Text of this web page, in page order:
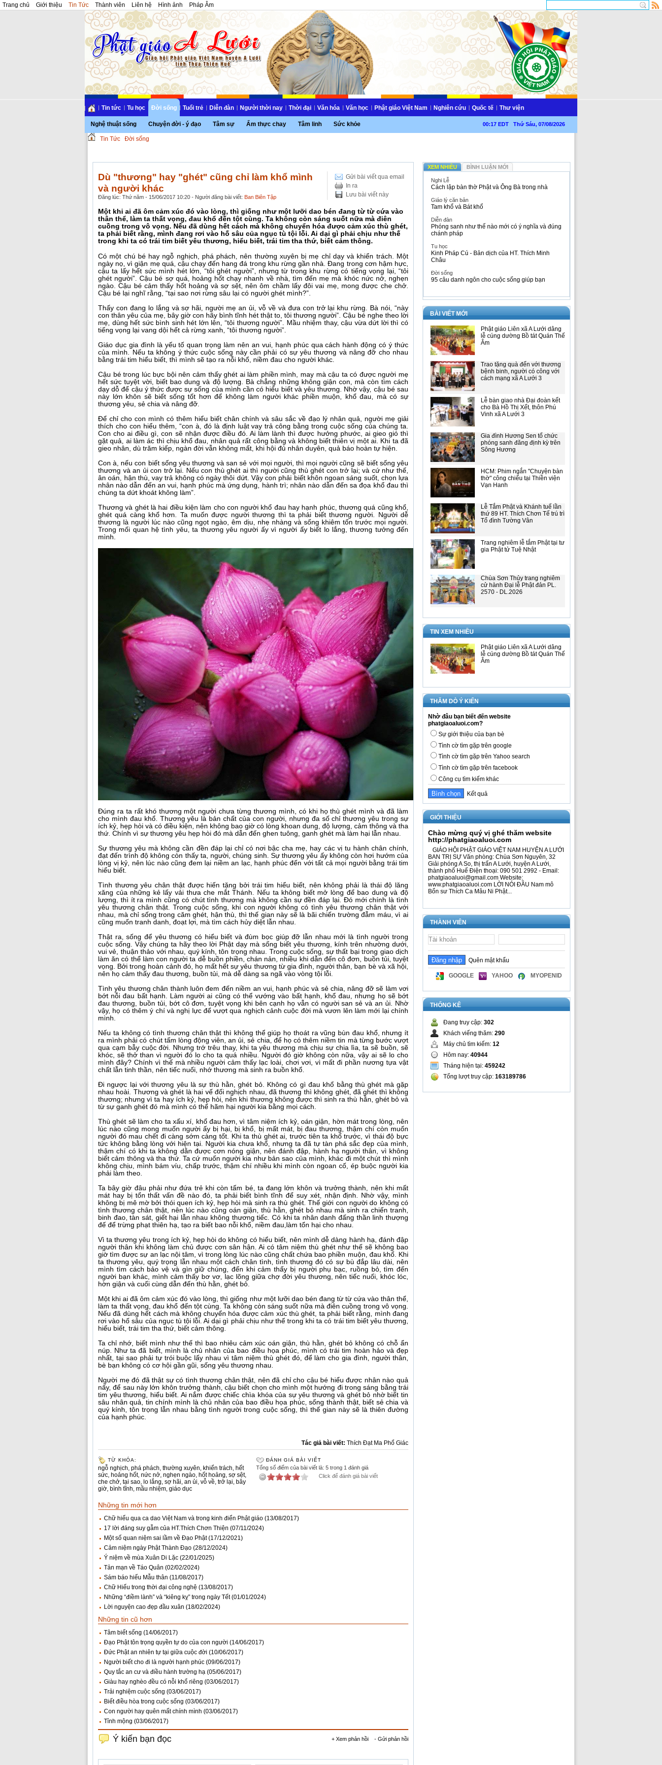
Trang chủ Giới thiệu Tin Tức Thành viên Liên hệ Hình ảnh Pháp Âm
Tin tức Tu học Đời sống
Nghệ thuật sống Chuyện đời - ý đạo Tâm sự Ẩm thực chay Tâm linh Sức khỏe
Tuổi trẻ Diễn đàn Người thời nay Thời đại Văn hóa Văn học Phật giáo Việt Nam Nghiên cứu Quốc tế Thư viện
00:17 EDT Thứ Sáu, 07/08/2026
Tin Tức Đời sống
Gửi bài viết qua email
In ra
Lưu bài viết này
Dù "thương" hay "ghét" cũng chỉ làm khổ mình
và người khác
Đăng lúc: Thứ năm - 15/06/2017 10:20 - Người đăng bài viết: Ban Biên Tập
Một khi ai đã ôm cảm xúc đó vào lòng, thì giống như một lưỡi dao bén đang từ từ cứa vào
thân thể, làm ta thất vọng, đau khổ đến tột cùng. Ta không còn sáng suốt nữa mà điên
cuồng trong vô vọng. Nếu đã dùng hết cách mà không chuyển hóa được cảm xúc thù ghét,
ta phải biết rằng, mình đang rơi vào hố sâu của ngục tù tội lỗi. Ai dại gì phải chịu như thế
trong khi ta có trái tim biết yêu thương, hiểu biết, trái tim tha thứ, biết cảm thông.
Có một chú bé hay ngỗ nghịch, phá phách, nên thường xuyên bị mẹ chỉ dạy và khiển trách. Một
ngày nọ, vì giận mẹ quá, cậu chạy đến hang đá trong khu rừng gần nhà. Đang trong cơn hậm hực,
cậu ta lấy hết sức mình hét lớn, “tôi ghét người”, nhưng từ trong khu rừng có tiếng vọng lại, “tôi
ghét người”. Cậu bé sợ quá, hoảng hốt chạy nhanh về nhà, tìm đến mẹ mà khóc nức nở, nghẹn
ngào. Cậu bé cảm thấy hốt hoảng và sợ sệt, nên ôm chầm lấy đôi vai mẹ, mong được che chở.
Cậu bé lại nghĩ rằng, “tại sao nơi rừng sâu lại có người ghét mình?”.
Thấy con đang lo lắng và sợ hãi, người mẹ an ủi, vỗ về và đưa con trở lại khu rừng. Bà nói, “này
con thân yêu của mẹ, bây giờ con hãy bình tĩnh hét thật to, tôi thương người”. Cậu bé nghe theo lời
mẹ, dùng hết sức bình sinh hét lớn lên, “tôi thương người”. Mầu nhiệm thay, cậu vừa dứt lời thì có
tiếng vọng lại vang dội hết cả rừng xanh, “tôi thương người”.
Giáo dục gia đình là yếu tố quan trọng làm nên an vui, hạnh phúc qua cách hành động có ý thức
của mình. Nếu ta không ý thức cuộc sống này cần phải có sự yêu thương và nâng đỡ cho nhau
bằng trái tim hiểu biết, thì mình sẽ tạo ra nỗi khổ, niềm đau cho người khác.
Cậu bé trong lúc bực bội nên cảm thấy ghét ai làm phiền mình, may mà cậu ta có được người mẹ
hết sức tuyệt vời, biết bao dung và độ lượng. Bà chẳng những không giận con, mà còn tìm cách
dạy dỗ để cậu ý thức được sự sống của mình cần có hiểu biết và yêu thương. Nhờ vậy, cậu bé sau
này lớn khôn sẽ biết sống tốt hơn để không làm người khác phiền muộn, khổ đau, mà có sự
thương yêu, sẻ chia và nâng đỡ.
Để chỉ cho con mình có thêm hiểu biết chân chính và sâu sắc về đạo lý nhân quả, người mẹ giải
thích cho con hiểu thêm, “con à, đó là định luật vay trả công bằng trong cuộc sống của chúng ta.
Con cho ai điều gì, con sẽ nhận được điều đó. Ai làm lành thì được hưởng phước, ai gieo gió thì
gặt quả, ai làm ác thì chịu khổ đau, nhân quả rất công bằng và không biết thiên vị một ai. Khi ta đã
gieo nhân, dù trăm kiếp, ngàn đời vẫn không mất, khi hội đủ nhân duyên, quả báo hoàn tự hiện.
Con à, nếu con biết sống yêu thương và san sẻ với mọi người, thì mọi người cũng sẽ biết sống yêu
thương và an ủi con trở lại. Nếu con thù ghét ai thì người cũng thù ghét con trở lại; và cứ như thế,
ân oán, hận thù, vay trả không có ngày thôi dứt. Vậy con phải biết khôn ngoan sáng suốt, chọn lựa
nhân nào dẫn đến an vui, hạnh phúc mà ứng dụng, hành trì; nhân nào dẫn đến sa đọa khổ đau thì
chúng ta dứt khoát không làm”.
Thương và ghét là hai điều kiện làm cho con người khổ đau hay hạnh phúc, thương quá cũng khổ,
ghét quá càng khổ hơn. Ta muốn được người thương thì ta phải biết thương người. Người dễ
thương là người lúc nào cũng ngọt ngào, êm dịu, nhẹ nhàng và sống khiêm tốn trước mọi người.
Trong mối quan hệ tình yêu, ta thương yêu người ấy vì người ấy biết lo lắng, thương tưởng đến
mình.
Đúng ra ta rất khó thương một người chưa từng thương mình, có khi họ thù ghét mình và đã làm
cho mình đau khổ. Thương yêu là bản chất của con người, nhưng đa số chỉ thương yêu trong sự
ích kỷ, hẹp hòi và có điều kiện, nên không bao giờ có lòng khoan dung, độ lượng, cảm thông và tha
thứ. Chính vì sự thương yêu hẹp hòi đó mà dẫn đến ghen tuông, ganh ghét mà làm hại lẫn nhau.
Sự thương yêu mà không cần đền đáp lại chỉ có nơi bậc cha mẹ, hay các vị tu hành chân chính,
đạt đến trình độ không còn thấy ta, người, chúng sinh. Sự thương yêu ấy không còn hơi hướm của
lòng vị kỷ, nên lúc nào cũng đem lại niềm an lạc, hạnh phúc đến với tất cả mọi người bằng trái tim
hiểu biết.
Tình thương yêu chân thật được hiến tặng bởi trái tim hiểu biết, nên không phải là thái độ lăng
xăng của những kẻ lấy vải thưa che mắt Thánh. Nếu ta không biết mở lòng để bao dung và độ
lượng, thì ít ra mình cũng có chút tình thương mà không cần sự đền đáp lại. Đó mới chính là tình
yêu thương chân thật. Trong cuộc sống, khi con người không có tình yêu thương chân thật với
nhau, mà chỉ sống trong căm ghét, hận thù, thì thế gian này sẽ là bãi chiến trường đẫm máu, vì ai
cũng muốn tranh danh, đoạt lợi, mà tìm cách hủy diệt lẫn nhau.
Thật ra, sống để yêu thương có hiểu biết và đùm bọc giúp đỡ lẫn nhau mới là tình người trong
cuộc sống. Vậy chúng ta hãy theo lời Phật dạy mà sống biết yêu thương, kính trên nhường dưới,
vui vẻ, thuận thảo với nhau, quý kính, tôn trọng nhau. Trong cuộc sống, sự thất bại trong giao dịch
làm ăn có thể làm con người ta dễ buồn phiền, chán nản, nhiều khi dẫn đến cô đơn, buồn tủi, tuyệt
vọng. Bởi trong hoàn cảnh đó, họ mất hết sự yêu thương từ gia đình, người thân, bạn bè và xã hội,
nên họ cảm thấy đau thương, buồn tủi, mà dễ dàng sa ngã vào vòng tội lỗi.
Tình yêu thương chân thành luôn đem đến niềm an vui, hạnh phúc và sẻ chia, nâng đỡ sẽ làm vơi
bớt nỗi đau bất hạnh. Làm người ai cũng có thể vướng vào bất hạnh, khổ đau, nhưng họ sẽ bớt
đau thương, buồn tủi, bớt cô đơn, tuyệt vọng khi bên cạnh họ vẫn có người san sẻ và an ủi. Nhờ
vậy, họ có thêm ý chí và nghị lực để vượt qua nghịch cảnh cuộc đời mà vươn lên làm mới lại chính
mình.
Nếu ta không có tình thương chân thật thì không thể giúp họ thoát ra vũng bùn đau khổ, nhưng ít
ra mình phải có chút tấm lòng động viên, an ủi, sẻ chia, để họ có thêm niềm tin mà từng bước vượt
qua cạm bẫy cuộc đời. Nhưng trớ trêu thay, khi ta yêu thương mà chịu sự chia lìa, ta sẽ buồn, sẽ
khóc, sẽ thở than vì người đó lo cho ta quá nhiều. Người đó giờ không còn nữa, vậy ai sẽ lo cho
mình đây? Chính vì thế mà nhiều người cảm thấy lạc loài, chơi vơi, vì mất đi phần nương tựa vật
chất lẫn tinh thần, nên tiếc nuối, nhớ thương mà sinh ra buồn khổ.
Đi ngược lại với thương yêu là sự thù hằn, ghét bỏ. Không có gì đau khổ bằng thù ghét mà gặp
nhau hoài. Thương và ghét là hai vế đối nghịch nhau, đã thương thì không ghét, đã ghét thì không
thương; nhưng vì ta hay ích kỷ, hẹp hòi, nên khi thương không được thì sinh ra thù hằn, ghét bỏ và
từ sự ganh ghét đó mà mình có thể hãm hại người kia bằng mọi cách.
Thù ghét sẽ làm cho ta xấu xí, khổ đau hơn, vì tâm niệm ích kỷ, oán giận, hờn mát trong lòng, nên
lúc nào cũng mong muốn người ấy bị hại, bị khổ, bị mất mát, bị đau thương, thậm chí còn muốn
người đó mau chết đi càng sớm càng tốt. Khi ta thù ghét ai, trước tiên ta khổ trước, vì thái độ bực
tức không bằng lòng với hiện tại. Người kia chưa khổ, nhưng ta đã tự tàn phá sắc đẹp của mình,
thậm chí có khi ta không dằn được cơn nóng giận, nên đánh đập, hành hạ người thân, vì không
biết cảm thông và tha thứ. Ta cứ muốn người kia như bản sao của mình, khác đi một chút thì mình
không chịu, mình bám víu, chấp trước, thậm chí nhiều khi mình còn ngoan cố, ép buộc người kia
phải làm theo.
Ta bây giờ đâu phải như đứa trẻ khi còn tấm bé, ta đang lớn khôn và trưởng thành, nên khi mất
mát hay bị tổn thất vấn đề nào đó, ta phải biết bình tĩnh để suy xét, nhận định. Nhờ vậy, mình
không bị mê mờ bởi thói quen ích kỷ, hẹp hòi mà sinh ra thù ghét. Thế giới con người do không có
tình thương chân thật, nên lúc nào cũng oán giận, thù hằn, ghét bỏ nhau mà sinh ra chiến tranh,
binh đao, tàn sát, giết hại lẫn nhau không thương tiếc. Có khi ta nhân danh đấng thần linh thượng
đế để trừng phạt thiên hạ, tạo ra biết bao nỗi khổ, niềm đau,làm tổn hại cho nhau.
Vì ta thương yêu trong ích kỷ, hẹp hòi do không có hiểu biết, nên mình dễ dàng hành hạ, đánh đập
người thân khi không làm chủ được cơn sân hận. Ai có tâm niệm thù ghét như thế sẽ không bao
giờ tìm được sự an lạc nội tâm, vì trong lòng lúc nào cũng chất chứa bao phiền muộn, đau khổ. Khi
ta thương yêu, quý trọng lẫn nhau một cách chân tình, tình thương đó có sự bù đắp lâu dài, nên
mình tìm cách bảo vệ và gìn giữ chúng, đến khi cảm thấy bị người phụ bạc, ruồng bỏ, tìm đến
người bạn khác, mình cảm thấy bơ vơ, lạc lõng giữa chợ đời yêu thương, nên tiếc nuối, khóc lóc,
hờn giận và cuối cùng dẫn đến thù hằn, ghét bỏ.
Một khi ai đã ôm cảm xúc đó vào lòng, thì giống như một lưỡi dao bén đang từ từ cứa vào thân thể,
làm ta thất vọng, đau khổ đến tột cùng. Ta không còn sáng suốt nữa mà điên cuồng trong vô vọng.
Nếu đã dùng hết cách mà không chuyển hóa được cảm xúc thù ghét, ta phải biết rằng, mình đang
rơi vào hố sâu của ngục tù tội lỗi. Ai dại gì phải chịu như thế trong khi ta có trái tim biết yêu thương,
hiểu biết, trái tim tha thứ, biết cảm thông.
Ta chỉ nhớ, biết mình như thế thì bao nhiêu cảm xúc oán giận, thù hằn, ghét bỏ không có chỗ ẩn
núp. Như ta đã biết, mình là chủ nhân của bao điều họa phúc, mình có trái tim hoàn hảo và đẹp
nhất, tại sao phải tự trói buộc lấy nhau vì tâm niệm thù ghét đó, để làm cho gia đình, người thân,
bè bạn không có cơ hội gần gũi, sống yêu thương nhau.
Người mẹ đó đã thật sự có tình thương chân thật, nên đã chỉ cho cậu bé hiểu được nhân nào quả
nấy, để sau này lớn khôn trưởng thành, cậu biết chọn cho mình một hướng đi trong sáng bằng trái
tim yêu thương, hiểu biết. Ai nắm được chiếc chìa khóa của sự yêu thương và ghét bỏ nhờ biết tin
sâu nhân quả, tin chính mình là chủ nhân của bao điều họa phúc, sống thành thật, biết sẻ chia và
quý kính, tôn trọng lẫn nhau bằng tình người trong cuộc sống, thì thế gian này sẽ là thiên đường
của hạnh phúc.
Tác giả bài viết: Thích Đạt Ma Phổ Giác
TỪ KHÓA:
ngỗ nghịch, phá phách, thường xuyên, khiển trách, hết
sức, hoảng hốt, nức nở, nghẹn ngào, hốt hoảng, sợ sệt,
che chở, tại sao, lo lắng, sợ hãi, an ủi, vỗ về, trở lại, bây
giờ, bình tĩnh, mầu nhiệm, giáo dục
ĐÁNH GIÁ BÀI VIẾT
Tổng số điểm của bài viết là: 5 trong 1 đánh giá
Click để đánh giá bài viết
Những tin mới hơn
Chữ hiếu qua ca dao Việt Nam và trong kinh điển Phật giáo (13/08/2017)
17 lời đáng suy gẫm của HT.Thích Chơn Thiện (07/11/2024)
Một số quan niệm sai lầm về Đạo Phật (17/12/2021)
Cảm niệm ngày Phật Thành Đạo (28/12/2024)
Ý niệm về mùa Xuân Di Lặc (22/01/2025)
Tản mạn về Táo Quân (02/02/2024)
Sám báo hiếu Mẫu thân (11/08/2017)
Chữ Hiếu trong thời đại công nghệ (13/08/2017)
Những “điềm lành” và “kiêng kỵ” trong ngày Tết (01/01/2024)
Lời nguyện cao đẹp đầu xuân (18/02/2024)
Những tin cũ hơn
Tâm biết sống (14/06/2017)
Đạo Phật tôn trọng quyền tự do của con người (14/06/2017)
Đức Phật an nhiên tự tại giữa cuộc đời (10/06/2017)
Người biết cho đi là người hạnh phúc (09/06/2017)
Quy tắc an cư và điều hành trường hạ (05/06/2017)
Giàu hay nghèo đều có nỗi khổ riêng (03/06/2017)
Trải nghiệm cuộc sống (03/06/2017)
Biết điều hòa trong cuộc sống (03/06/2017)
Con người hay quên mất chính mình (03/06/2017)
Tỉnh mộng (03/06/2017)
+ Xem phản hồi - Gửi phản hồi
Ý kiến bạn đọc
XEM NHIỀU BÌNH LUẬN MỚI
Nghi Lễ
Cách lập bàn thờ Phật và Ông Bà trong nhà
Giáo lý căn bản
Tam khổ và Bát khổ
Diễn đàn
Phóng sanh như thế nào mới có ý nghĩa và đúng
chánh pháp
Tu học
Kinh Pháp Cú - Bản dịch của HT. Thích Minh
Châu
Đời sống
95 câu danh ngôn cho cuộc sống giúp bạn
BÀI VIẾT MỚI
Phật giáo Liên xã A Lưới dâng
lễ cúng dường Bồ tát Quán Thế
Âm
Trao tặng quà đến với thương
bệnh binh, người có công với
cách mạng xã A Lưới 3
Lễ bàn giao nhà Đại đoàn kết
cho Bà Hồ Thị Xết, thôn Phú
Vinh xã A Lưới 3
Gia đình Hương Sen tổ chức
phóng sanh đăng định kỳ trên
Sông Hương
HCM: Phim ngắn "Chuyện bàn
thờ" công chiếu tại Thiền viện
Vạn Hanh
Lễ Tắm Phật và Khánh tuế lần
thứ 89 HT. Thích Chơn Tế trú trì
Tổ đình Tường Vân
Trang nghiêm lễ tắm Phật tại tư
gia Phật tử Tuệ Nhật
Chùa Sơn Thủy trang nghiêm
cử hành Đại lễ Phật đản PL.
2570 - DL.2026
TIN XEM NHIỀU
Phật giáo Liên xã A Lưới dâng
lễ cúng dường Bồ tát Quán Thế
Âm
THĂM DÒ Ý KIẾN
Nhờ đâu bạn biết đến website
phatgiaoaluoi.com?
Sự giới thiệu của bạn bè
Tình cờ tìm gặp trên google
Tình cờ tìm gặp trên Yahoo search
Tình cờ tìm gặp trên facebook
Công cụ tìm kiếm khác
Kết quả
GIỚI THIỆU
Chào mừng quý vị ghé thăm website
http://phatgiaoaluoi.com
GIÁO HỘI PHẬT GIÁO VIỆT NAM HUYỆN A LƯỚI
BAN TRỊ SỰ Văn phòng: Chùa Sơn Nguyên, 32
Giải phóng A So, thị trấn A Lưới, huyện A Lưới,
thành phố Huế Điện thoại: 090 501 2992 - Email:
phatgiaoaluoi@gmail.com Website:
www.phatgiaoaluoi.com LỜI NÓI ĐẦU Nam mô
Bổn sư Thích Ca Mâu Ni Phật...
THÀNH VIÊN
Quên mật khẩu
GOOGLE YAHOO MYOPENID
THỐNG KÊ
Đang truy cập: 302
Khách viếng thăm: 290
Máy chủ tìm kiếm: 12
Hôm nay: 40944
Tháng hiện tại: 459242
Tổng lượt truy cập: 163189786